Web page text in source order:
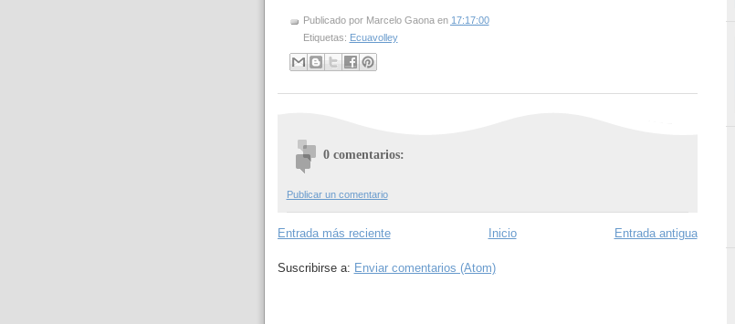
Publicado por Marcelo Gaona en 17:17:00
Etiquetas: Ecuavolley
0 comentarios:
Publicar un comentario
Entrada más reciente Entrada antigua
Inicio
Suscribirse a: Enviar comentarios (Atom)